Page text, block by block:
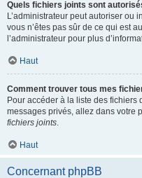
Quels fichiers joints sont
L’administrateur peut autoriser ou
vous n’êtes pas sûr de ce qui est
l’administrateur pour plus
Haut
Comment trouver tous mes
Pour accéder à la liste des fichiers
messages privés, allez dans votre
fichiers joints.
Haut
Concernant phpBB